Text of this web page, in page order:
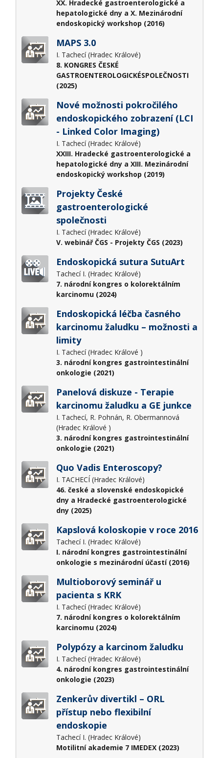
XX. Hradecké gastroenterologické a
hepatologické dny a X. Mezinárodní
endoskopický workshop (2016)
MAPS 3.0
I. Tachecí (Hradec Králové)
8. KONGRES ČESKÉ
GASTROENTEROLOGICKÉSPOLEČNOSTI
(2025)
Nové možnosti pokročilého
endoskopického zobrazení (LCI
- Linked Color Imaging)
I. Tachecí (Hradec Králové)
XXIII. Hradecké gastroenterologické a
hepatologické dny a XIII. Mezinárodní
endoskopický workshop (2019)
Projekty České
gastroenterologické
společnosti
I. Tachecí (Hradec Králové)
V. webinář ČGS - Projekty ČGS (2023)
Endoskopická sutura SutuArt
Tachecí I. (Hradec Králové)
7. národní kongres o kolorektálním
karcinomu (2024)
Endoskopická léčba časného
karcinomu žaludku – možnosti a
limity
I. Tachecí (Hradec Králové )
3. národní kongres gastrointestinální
onkologie (2021)
Panelová diskuze - Terapie
karcinomu žaludku a GE junkce
I. Tachecí, R. Pohnán, R. Obermannová
(Hradec Králové )
3. národní kongres gastrointestinální
onkologie (2021)
Quo Vadis Enteroscopy?
I. TACHECÍ (Hradec Králové)
46. české a slovenské endoskopické
dny a Hradecké gastroenterologické
dny (2025)
Kapslová koloskopie v roce 2016
Tachecí I. (Hradec Králové)
I. národní kongres gastrointestinální
onkologie s mezinárodní účastí (2016)
Multioborový seminář u
pacienta s KRK
I. Tachecí (Hradec Králové)
7. národní kongres o kolorektálním
karcinomu (2024)
Polypózy a karcinom žaludku
I. Tachecí (Hradec Králové)
4. národní kongres gastrointestinální
onkologie (2023)
Zenkerův divertikl – ORL
přístup nebo flexibilní
endoskopie
Tachecí I. (Hradec Králové)
Motilitní akademie 7 IMEDEX (2023)